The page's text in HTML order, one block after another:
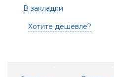
В закладки
Хотите дешевле?